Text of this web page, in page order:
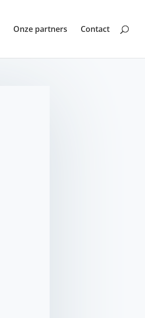
Onze partners Contact